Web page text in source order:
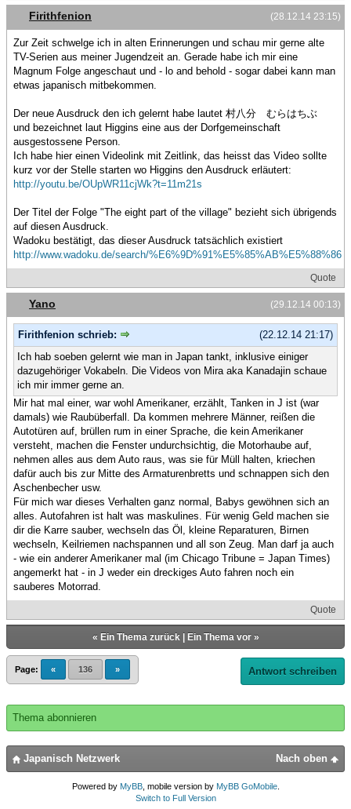
(28.12.14 23:15)
Firithfenion
Zur Zeit schwelge ich in alten Erinnerungen und schau mir gerne alte
TV-Serien aus meiner Jugendzeit an. Gerade habe ich mir eine
Magnum Folge angeschaut und - lo and behold - sogar dabei kann man
etwas japanisch mitbekommen.
Der neue Ausdruck den ich gelernt habe lautet 村八分 むらはちぶ
und bezeichnet laut Higgins eine aus der Dorfgemeinschaft
ausgestossene Person.
Ich habe hier einen Videolink mit Zeitlink, das heisst das Video sollte
kurz vor der Stelle starten wo Higgins den Ausdruck erläutert:
http://youtu.be/OUpWR11cjWk?t=11m21s
Der Titel der Folge "The eight part of the village" bezieht sich übrigends
auf diesen Ausdruck.
Wadoku bestätigt, das dieser Ausdruck tatsächlich existiert
http://www.wadoku.de/search/%E6%9D%91%E5%85%AB%E5%88%86
Quote
(29.12.14 00:13)
Yano
(22.12.14 21:17)
Firithfenion schrieb:
Ich hab soeben gelernt wie man in Japan tankt, inklusive einiger
dazugehöriger Vokabeln. Die Videos von Mira aka Kanadajin schaue
ich mir immer gerne an.
Mir hat mal einer, war wohl Amerikaner, erzählt, Tanken in J ist (war
damals) wie Raubüberfall. Da kommen mehrere Männer, reißen die
Autotüren auf, brüllen rum in einer Sprache, die kein Amerikaner
versteht, machen die Fenster undurchsichtig, die Motorhaube auf,
nehmen alles aus dem Auto raus, was sie für Müll halten, kriechen
dafür auch bis zur Mitte des Armaturenbretts und schnappen sich den
Aschenbecher usw.
Für mich war dieses Verhalten ganz normal, Babys gewöhnen sich an
alles. Autofahren ist halt was maskulines. Für wenig Geld machen sie
dir die Karre sauber, wechseln das Öl, kleine Reparaturen, Birnen
wechseln, Keilriemen nachspannen und all son Zeug. Man darf ja auch
- wie ein anderer Amerikaner mal (im Chicago Tribune = Japan Times)
angemerkt hat - in J weder ein dreckiges Auto fahren noch ein
sauberes Motorrad.
Quote
« Ein Thema zurück| Ein Thema vor»
Page: « 136 » Antwort schreiben
Thema abonnieren
Nach oben
Japanisch Netzwerk
Powered by MyBB, mobile version by MyBB GoMobile.
Switch to Full Version